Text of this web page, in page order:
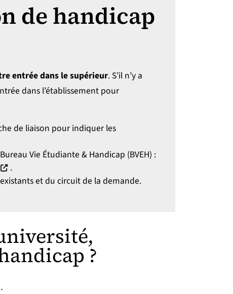
de handicap
entrée dans le supérieur. S’il n’y a
dans l’établissement pour
de liaison pour indiquer les
Vie Étudiante & Handicap (BVEH) :
fenêtre)
.
et du circuit de la demande.
?